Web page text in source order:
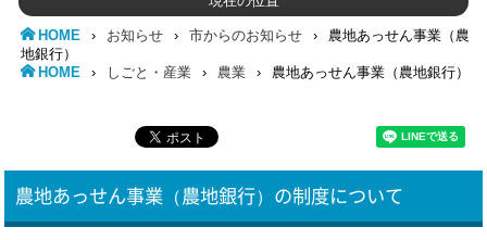
HOME › お知らせ › 市からのお知らせ ›
農地あっせん事業（農
地銀行）
HOME
› しごと・産業 › 農業 › 農地あっせん事業（農地銀行）
農地あっせん事業（農地銀行）の制度について